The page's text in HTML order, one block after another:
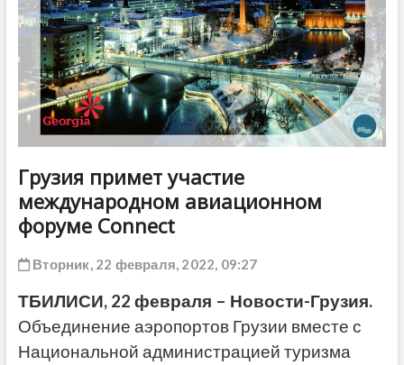
Грузия примет участие
международном авиационном
форуме Connect
Вторник, 22 февраля, 2022, 09:27
ТБИЛИСИ, 22 февраля – Новости-Грузия.
Объединение аэропортов Грузии вместе с
Национальной администрацией туризма